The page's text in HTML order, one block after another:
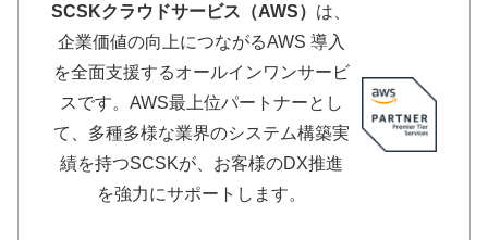
SCSKクラウドサービス（AWS） は、
企業価値の向上につながるAWS 導入
を全面支援するオールインワンサービ
スです。AWS最上位パートナーとし
て、多種多様な業界のシステム構築実
績を持つSCSKが、お客様のDX推進
を強力にサポートします。